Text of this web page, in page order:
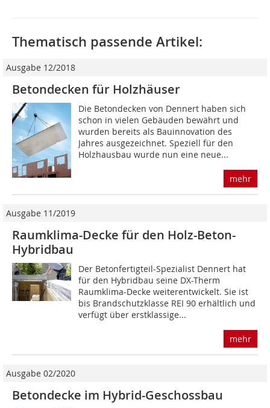
Thematisch passende Artikel:
Ausgabe 12/2018
Betondecken für Holzhäuser
Die Betondecken von Dennert haben sich
schon in vielen Gebäuden bewährt und
wurden bereits als Bauinnovation des
Jahres ausgezeichnet. Speziell für den
Holzhausbau wurde nun eine neue...
mehr
Ausgabe 11/2019
Raumklima-Decke für den Holz-Beton-
Hybridbau
Der Betonfertigteil-Spezialist Dennert hat
für den Hybridbau seine DX-Therm
Raumklima-Decke weiterentwickelt. Sie ist
bis Brandschutzklasse REI 90 erhältlich und
verfügt über erstklassige...
mehr
Ausgabe 02/2020
Betondecke im Hybrid-Geschossbau